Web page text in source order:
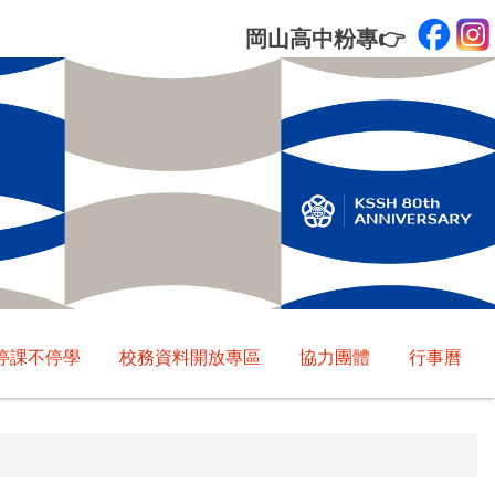
岡山高中粉專👉
課不停學 校務資料開放專區 協力團體 行事曆